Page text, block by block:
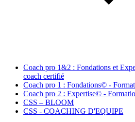
Coach pro 1&2 : Fondations et
coach certifié
Coach pro 1 : Fondations© -
Coach pro 2 : Expertise© -
CSS – BLOOM
CSS - COACHING D'EQUIPE